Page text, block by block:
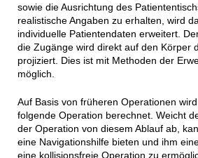
sowie die Ausrichtung des
realistische Angaben zu erhalten, wird
individuelle Patientendaten erweitert.
die Zugänge wird direkt auf den Körper
projiziert. Dies ist mit Methoden der
möglich.
Auf Basis von früheren Operationen
folgende Operation berechnet. Weicht
der Operation von diesem Ablauf ab,
eine Navigationshilfe bieten und ihm
eine kollisionsfreie Operation zu